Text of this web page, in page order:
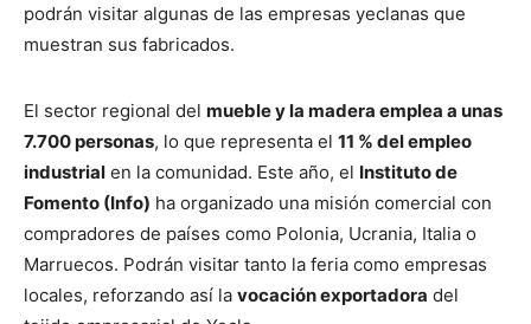
podrán visitar algunas de las empresas yeclanas que
muestran sus fabricados.
El sector regional del mueble y la madera emplea a unas
7.700 personas, lo que representa el 11 % del empleo
industrial en la comunidad. Este año, el Instituto de
Fomento (Info) ha organizado una misión comercial con
compradores de países como Polonia, Ucrania, Italia o
Marruecos. Podrán visitar tanto la feria como empresas
locales, reforzando así la vocación exportadora del